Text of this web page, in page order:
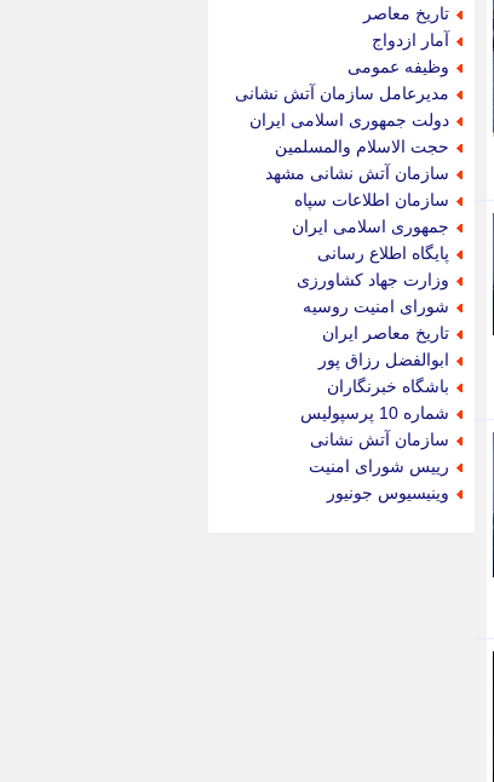
تاریخ معاصر
آمار ازدواج
وظیفه عمومی
مدیرعامل سازمان آتش نشانی
دولت جمهوری اسلامی ایران
حجت الاسلام والمسلمین
سازمان آتش نشانی مشهد
سازمان اطلاعات سپاه
جمهوری اسلامی ایران
پایگاه اطلاع رسانی
وزارت جهاد کشاورزی
شورای امنیت روسیه
تاریخ معاصر ایران
ابوالفضل رزاق پور
باشگاه خبرنگاران
شماره 10 پرسپولیس
سازمان آتش نشانی
رییس شورای امنیت
وینیسیوس جونیور